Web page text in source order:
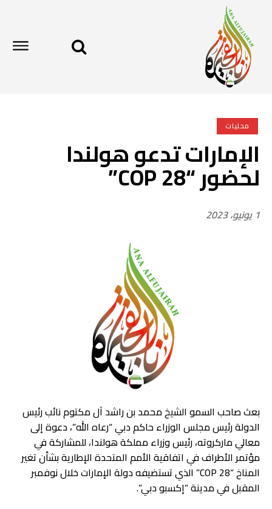
محليات
الإمارات تدعو هولندا
لحضور “COP 28”
1 يونيو، 2023
بعث صاحب السمو الشيخ محمد بن راشد آل مكتوم نائب رئيس
الدولة رئيس مجلس الوزراء حاكم دبي “رعاه الله”، دعوة إلى
معالي ماركروته، رئيس وزراء مملكة هولندا، للمشاركة في
مؤتمر الأطراف في اتفاقية الأمم المتحدة الإطارية بشأن تغير
المناخ “COP 28” الذي تستضيفه دولة الإمارات خلال نوفمبر
المقبل في مدينة “إكسبو دبي”.